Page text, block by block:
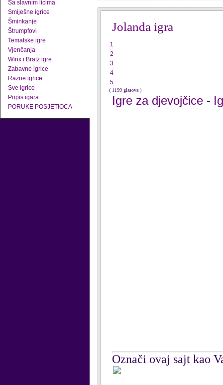
Sa slavnim licima
Smiješne igrice
Šminkanje
Štrumpfovi
Tematske igre
Vjenčanja
Winx i Bratz igre
Zabavne igrice
Razne igrice
Sve igrice
Popis igara
PORUKE POSJETIOCA
Jolanda igra
1
2
3
4
5
( 1199 glasova )
Igre za djevojčice -
Označi ovaj sajt kao